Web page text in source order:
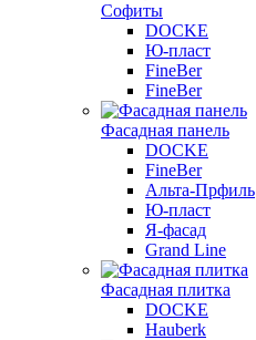
Софиты
DOCKE
Ю-пласт
FineBer
FineBer
Фасадная панель
DOCKE
FineBer
Альта-Прфиль
Ю-пласт
Я-фасад
Grand Line
Фасадная плитка
DOCKE
Hauberk